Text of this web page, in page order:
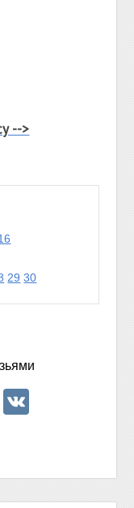
-->
29 30
Telegram